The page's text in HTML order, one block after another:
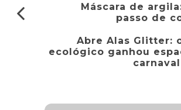
Máscara de
passo de
Abre Alas Glitter:
ecológico ganhou